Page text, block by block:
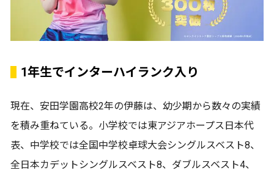
1年生でインターハイランク入り
現在、安田学園高校2年の伊藤は、幼少期から数々の実績
を積み重ねている。小学校では東アジアホープス日本代
表、中学校では全国中学校卓球大会シングルスベスト8、
全日本カデットシングルスベスト8、ダブルスベスト4、